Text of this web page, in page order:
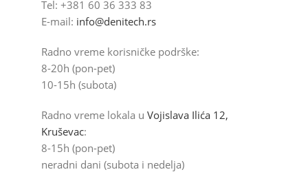
Tel: +381 60 36 333 83
E-mail: info@denitech.rs
Radno vreme korisničke podrške:
8-20h (pon-pet)
10-15h (subota)
Radno vreme lokala u Vojislava Ilića 12,
Kruševac:
8-15h (pon-pet)
neradni dani (subota i nedelja)